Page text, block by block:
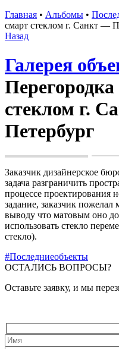
Главная • Альбомы •
смарт стеклом г. Санкт —
Назад
Галерея
стеклом г.
Петербург
Заказчик дизайнерское
задача разграничить
процессе проектирования
задание, заказчик
выводу что матовым оно
использовать стекло
стекло).
#Последниеобъекты
ОСТАЛИСЬ ВОПРОСЫ?
Оставьте заявку, и мы